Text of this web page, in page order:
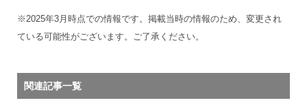
※2025年3月時点での情報です。掲載当時の情報のため、変更され
ている可能性がございます。ご了承ください。
関連記事一覧